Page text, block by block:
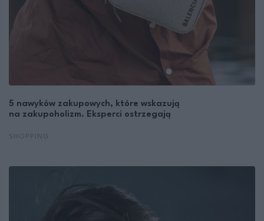
5 nawyków zakupowych, które wskazują
na zakupoholizm. Eksperci ostrzegają